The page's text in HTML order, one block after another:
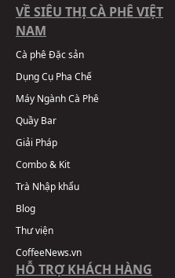
VỀ SIÊU THỊ CÀ PHÊ VIỆT
NAM
Cà phê Đặc sản
Dụng Cụ Pha Chế
Máy Ngành Cà Phê
Quầy Bar
Giải Pháp
Combo & Kit
Trà Nhập khẩu
Blog
Thư viện
CoffeeNews.vn
HỖ TRỢ KHÁCH HÀNG